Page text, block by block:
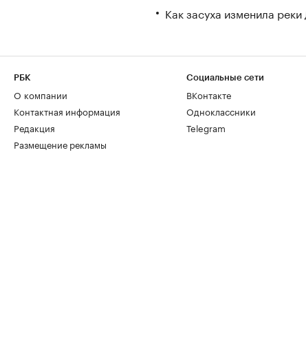
Как засуха изменила
РБК
О компании
Контактная информация
Редакция
Размещение рекламы
Социальные сети
ВКонтакте
Одноклассники
Telegram